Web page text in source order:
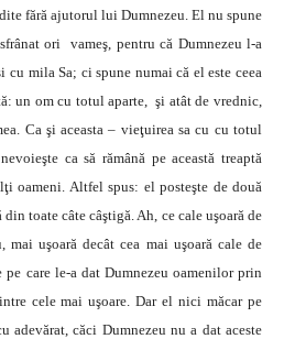
fără ajutorul lui Dumnezeu. El nu spune
ori vameş, pentru că Dumnezeu l-a
cu mila Sa; ci spune numai că el este ceea
un om cu totul aparte, şi atât de vrednic,
Ca şi aceasta – vieţuirea sa cu cu totul
ca să rămână pe această treaptă
oameni. Altfel spus: el posteşte de două
toate câte câştigă. Ah, ce cale uşoară de
mai uşoară decât cea mai uşoară cale de
care le-a dat Dumnezeu oamenilor prin
cele mai uşoare. Dar el nici măcar pe
adevărat, căci Dumnezeu nu a dat aceste